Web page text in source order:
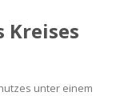
Kreises
unter einem